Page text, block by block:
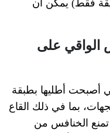
الفحص السريع (15 دقيقة فقط) يمكن أن
الواقي على
أطليها بطبقة
بما في ذلك القاع
تمنع الخنافس من